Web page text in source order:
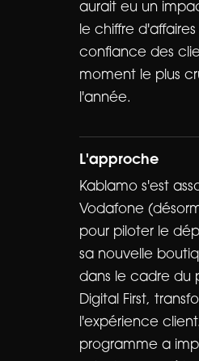
aurait eu un
le chiffre
confiance des
moment le plus
l'année.
L'approche
Kablamo s'est
Vodafone
pour piloter le
sa nouvelle
dans le cadre du
Digital First,
l'expérience
programme a